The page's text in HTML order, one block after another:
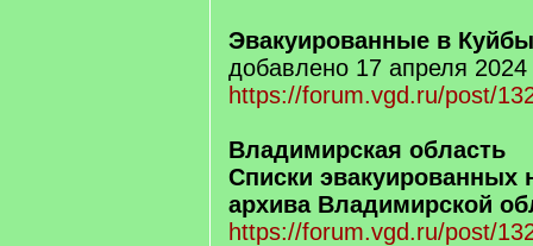
Эвакуированные в
добавлено 17 апреля 2024
https://forum.vgd.ru/post/
Владимирская область
Списки эвакуированных
архива Владимирской
https://forum.vgd.ru/post/